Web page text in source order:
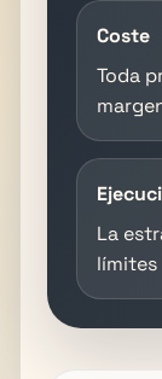
Coste
Toda
La